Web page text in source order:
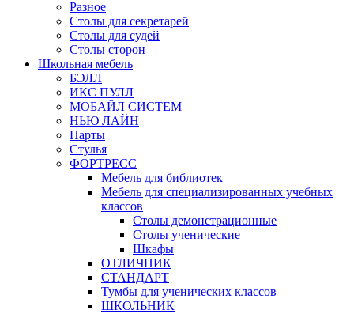
Разное
Столы для секретарей
Столы для судей
Столы сторон
Школьная мебель
БЭЛЛ
ИКС ПУЛЛ
МОБАЙЛ СИСТЕМ
НЬЮ ЛАЙН
Парты
Стулья
ФОРТРЕСС
Мебель для библиотек
Мебель для специализированных учебных
классов
Столы демонстрационные
Столы ученические
Шкафы
ОТЛИЧНИК
СТАНДАРТ
Тумбы для ученических классов
ШКОЛЬНИК